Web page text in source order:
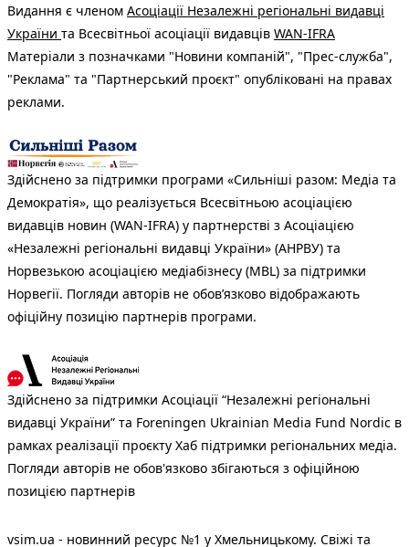
Видання є членом Асоціації Незалежні регіональні видавці
України та Всесвітньої асоціації видавців WAN-IFRA
Матеріали з позначками "Новини компаній", "Прес-служба",
"Реклама" та "Партнерський проєкт" опубліковані на правах
реклами.
Здійснено за підтримки програми «Сильніші разом: Медіа та
Демократія», що реалізується Всесвітньою асоціацією
видавців новин (WAN-IFRA) у партнерстві з Асоціацією
«Незалежні регіональні видавці України» (АНРВУ) та
Норвезькою асоціацією медіабізнесу (MBL) за підтримки
Норвегії. Погляди авторів не обов’язково відображають
офіційну позицію партнерів програми.
Здійснено за підтримки Асоціації “Незалежні регіональні
видавці України” та Foreningen Ukrainian Media Fund Nordic в
рамках реалізації проєкту Хаб підтримки регіональних медіа.
Погляди авторів не обов'язково збігаються з офіційною
позицією партнерів
vsim.ua - новинний ресурс №1 у Хмельницькому. Свіжі та